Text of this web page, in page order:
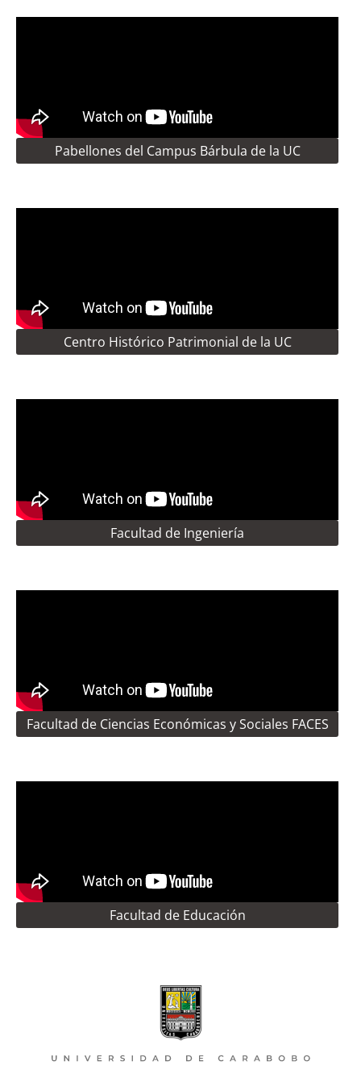
Pabellones del Campus Bárbula de la UC
Centro Histórico Patrimonial de la UC
Facultad de Ingeniería
Facultad de Ciencias Económicas y Sociales FACES
Facultad de Educación